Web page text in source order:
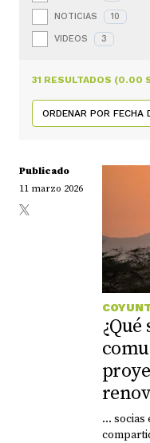
NOTICIAS 10
VIDEOS 3
31 RESULTADOS (0.00
Publicado
11 marzo 2026
... socias